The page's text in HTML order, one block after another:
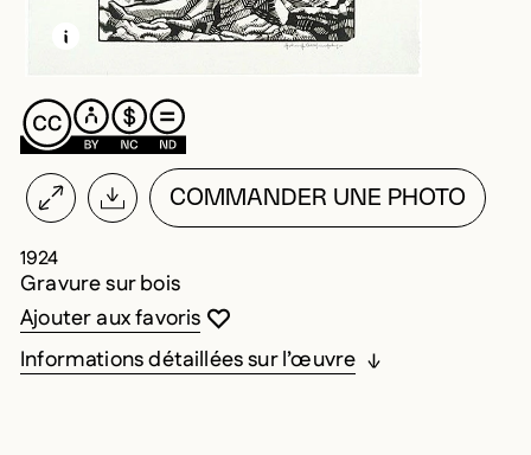
EN SAVOIR PLUS SUR CETTE IMAGE
OUVRIR LA MODALE
COMMANDER UNE PHOTO
1924
Gravure sur bois
Vous devez être connecté pour ajouter
Fermer la modale
Ouvrir la modale
Ajouter aux favoris
Informations détaillées sur l’œuvre